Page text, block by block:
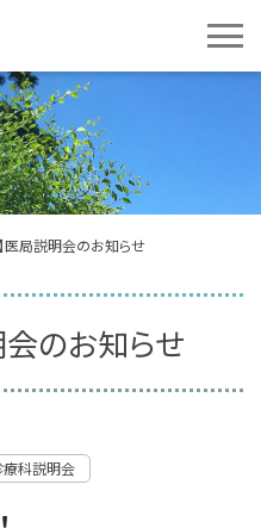
医局説明会のお知らせ
会のお知らせ
療科説明会